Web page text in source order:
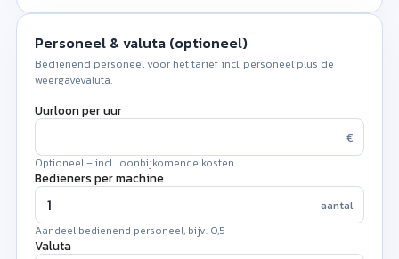
Onderhoud, omstellen, geplande pauzes
Machinedraaiuren per jaar
Personeel & valuta (optioneel)
Bedienend personeel voor het tarief incl. personeel plus de
weergavevaluta.
Uurloon per uur
€
Optioneel – incl. loonbijkomende kosten
Bedieners per machine
aantal
Aandeel bedienend personeel, bijv. 0,5
Valuta